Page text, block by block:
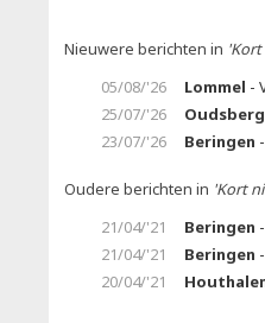
Nieuwere berichten in
05/08/'26
Lommel -
25/07/'26
23/07/'26
Beringen
Oudere berichten in 'Kort
21/04/'21
Beringen
21/04/'21
Beringen
20/04/'21